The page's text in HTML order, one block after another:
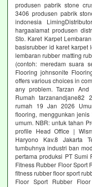
produsen pabrik stone
3406 produsen pabrik
indonesia
hargaalamat produsen
Sto. Karet Karpet
basisrubber id karet karpet
lembaran rubber matting
(contoh: meredam suara
Flooring johnsonite
offers various choices in
any problem. Tarzan
Rumah
rumah 19 Jan 2026
flooring, menggunkan
umum. NBR: untuk tahan
profile Head Office |
Haryono Kav.8 Jakarta
tumbuhnya industri ban
pertama produksi PT Sumi
Fitness Rubber Floor Sport
fitness rubber floor sport
Floor Sport Rubber